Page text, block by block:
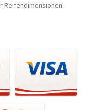
Reifendimensionen.